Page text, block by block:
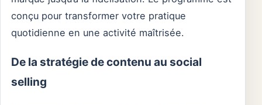
conçu pour transformer votre pratique
quotidienne en une activité maîtrisée.
De la stratégie de contenu au social
selling